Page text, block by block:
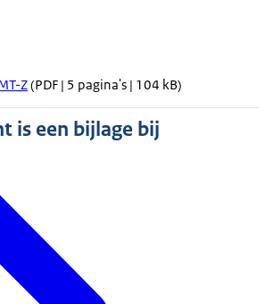
Z(PDF | 5 pagina's | 104 kB)
is een bijlage bij